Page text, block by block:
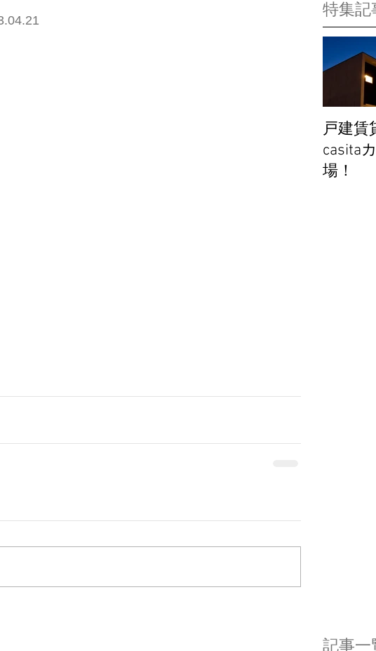
特集記
戸建賃
casita
場！
記事一